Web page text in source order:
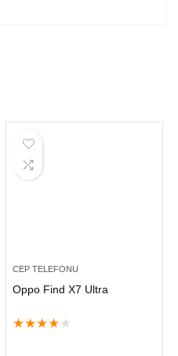
CEP TELEFONU
Oppo Find X7 Ultra
★★★★ ★